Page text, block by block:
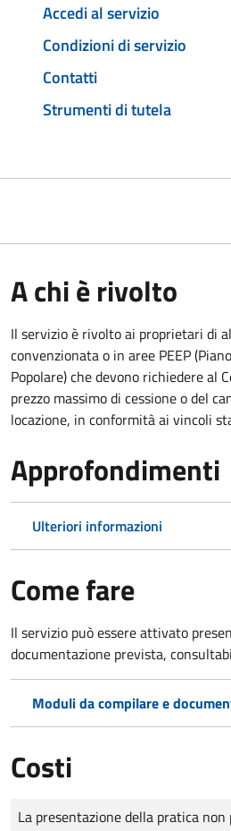
Accedi al servizio
Condizioni di servizio
Contatti
Strumenti di tutela
A chi è rivolto
Il servizio è rivolto ai proprietari di
convenzionata o in aree PEEP
Popolare) che devono richiedere al
prezzo massimo di cessione o del
locazione, in conformità ai vincoli
Approfondimenti
Ulteriori informazioni
Come fare
Il servizio può essere attivato
documentazione prevista,
Moduli da compilare e
Costi
Tipo di pagamento
Importo
La presentazione della pratica non